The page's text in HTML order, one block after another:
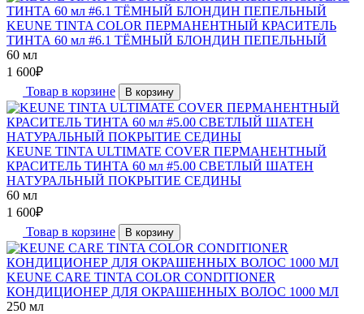
KEUNE TINTA COLOR ПЕРМАНЕНТНЫЙ КРАСИТЕЛЬ
ТИНТА 60 мл #6.1 ТЁМНЫЙ БЛОНДИН ПЕПЕЛЬНЫЙ
60 мл
1 600₽
Товар в корзине
В корзину
KEUNE TINTA ULTIMATE COVER ПЕРМАНЕНТНЫЙ
КРАСИТЕЛЬ ТИНТА 60 мл #5.00 СВЕТЛЫЙ ШАТЕН
НАТУРАЛЬНЫЙ ПОКРЫТИЕ СЕДИНЫ
60 мл
1 600₽
Товар в корзине
В корзину
KEUNE CARE TINTA COLOR CONDITIONER
КОНДИЦИОНЕР ДЛЯ ОКРАШЕННЫХ ВОЛОС 1000 МЛ
250 мл